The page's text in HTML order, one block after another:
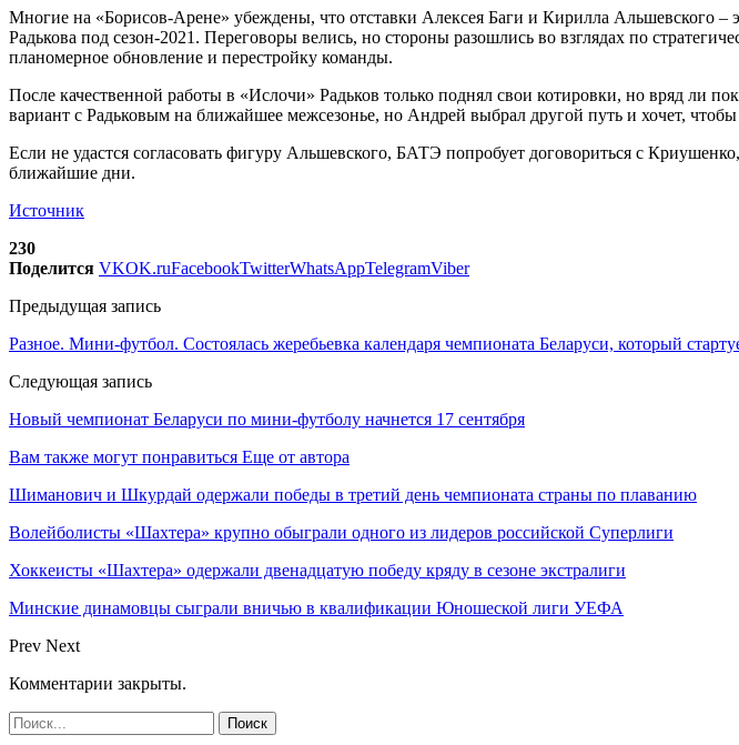
Многие на «Борисов-Арене» убеждены, что отставки Алексея Баги и Кирилла Альшевского
Радькова под сезон-2021. Переговоры велись, но стороны разошлись во взглядах по
планомерное обновление и перестройку команды.
После качественной работы в «Ислочи» Радьков только поднял свои котировки, но вряд ли
вариант с Радьковым на ближайшее межсезонье, но Андрей выбрал другой путь и хочет,
Если не удастся согласовать фигуру Альшевского, БАТЭ попробует договориться с
ближайшие дни.
Источник
230
Поделится VKOK.ruFacebookTwitterWhatsAppTelegramViber
Предыдущая запись
Разное. Мини-футбол. Состоялась жеребьевка календаря чемпионата Беларуси, который
Следующая запись
Новый чемпионат Беларуси по мини-футболу начнется 17 сентября
Вам также могут понравиться Еще от автора
Шиманович и Шкурдай одержали победы в третий день чемпионата страны по плаванию
Волейболисты «Шахтера» крупно обыграли одного из лидеров российской Суперлиги
Хоккеисты «Шахтера» одержали двенадцатую победу кряду в сезоне экстралиги
Минские динамовцы сыграли вничью в квалификации Юношеской лиги УЕФА
Prev Next
Комментарии закрыты.